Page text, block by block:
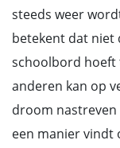
steeds weer
betekent dat niet
schoolbord hoeft
anderen kan op
droom
een manier vindt